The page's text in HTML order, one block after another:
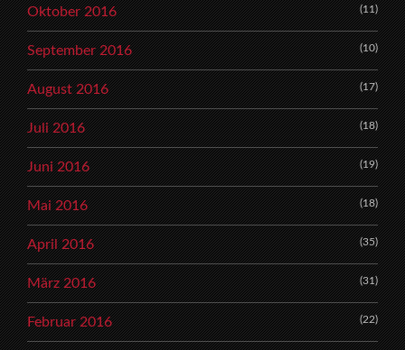
Oktober 2016 (11)
September 2016 (10)
August 2016 (17)
Juli 2016 (18)
Juni 2016 (19)
Mai 2016 (18)
April 2016 (35)
März 2016 (31)
Februar 2016 (22)